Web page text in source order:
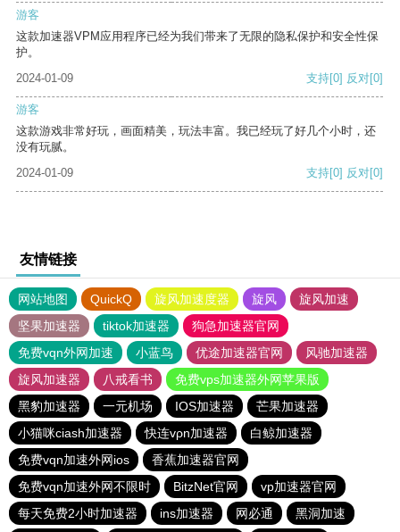
游客
这款加速器VPM应用程序已经为我们带来了无限的隐私保护和安全性保
护。
2024-01-09
支持[0] 反对[0]
游客
这款游戏非常好玩，画面精美，玩法丰富。我已经玩了好几个小时，还
没有玩腻。
2024-01-09
支持[0] 反对[0]
友情链接
网站地图 QuickQ 旋风加速度器 旋风
旋风加速
坚果加速器
tiktok加速器
狗急加速器官网
免费vqn外网加速
小蓝鸟 优途加速器官网
风驰加速器
旋风加速器
八戒看书
免费vps加速器外网苹果版
黑豹加速器
一元机场 IOS加速器
芒果加速器
小猫咪ciash加速器
快连vρn加速器
白鲸加速器
免费vqn加速外网ios
香蕉加速器官网
免费vqn加速外网不限时
BitzNet官网
vp加速器官网
每天免费2小时加速器
ins加速器 网必通
黑洞加速